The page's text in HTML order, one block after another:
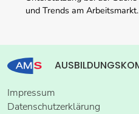
und Trends am Arbeitsmarkt.
Impressum
Datenschutzerklärung